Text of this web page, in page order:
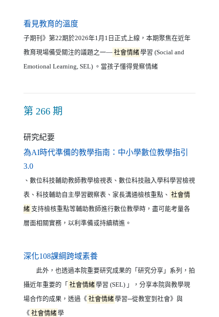
看見教育的溫度（另開新視窗）
子期刊》第22期於2026年1月1日正式上線，本期聚焦在近年
教育現場備受關注的議題之一— 社會情緒學習 (Social and
Emotional Learning, SEL) 。當孩子懂得覺察情緒
第 266 期
研究紀要
為AI時代準備的教學指南：中小學數位教學指引
3.0（另開新視窗）
、數位科技輔助教師教學檢視表、數位科技融入學科學習檢視
表、科技輔助自主學習觀察表、家長溝通檢核重點、 社會情
緒 支持檢核重點等輔助教師進行數位教學時，盡可能考量各
層面相關實務，以利準備或持續精進。
深化108課綱跨域素養（另開新視窗）
此外，也透過本院重要研究成果的「研究分享」系列，拍
攝近年重要的「 社會情緒學習 (SEL) 」，分享本院與教學現
場合作的成果，透過《 社會情緒學習─從教室到社會》與
《 社會情緒學